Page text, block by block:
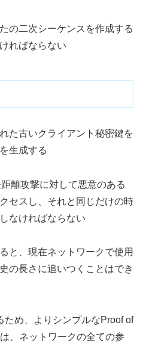
の二次シーケンスを作成する
ればならない
た古いクライアント秘密鍵を
生成する
離攻撃に対して悪意のある
セスし、それと同じだけの時
なければならない
と、現在ネットワークで使用
の長さに追いつくことはでき
ため、よりシンプルなProof of
、ネットワークの全ての参